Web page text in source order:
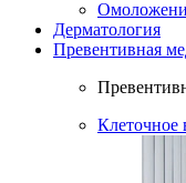
Дерматология
Превентивная
Клеточное